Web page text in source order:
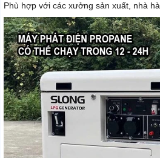
Phù hợp với các xưởng sản xuất, nhà